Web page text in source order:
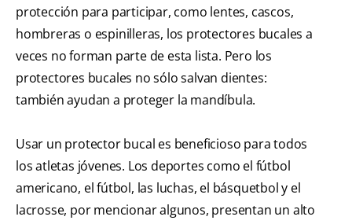
protección para participar, como lentes, cascos,
hombreras o espinilleras, los protectores bucales a
veces no forman parte de esta lista. Pero los
protectores bucales no sólo salvan dientes:
también ayudan a proteger la mandíbula.
Usar un protector bucal es beneficioso para todos
los atletas jóvenes. Los deportes como el fútbol
americano, el fútbol, las luchas, el básquetbol y el
lacrosse, por mencionar algunos, presentan un alto